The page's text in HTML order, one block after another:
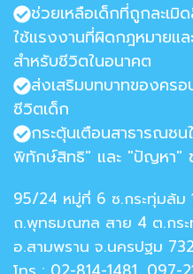
ช่วยเหลือเด็กที่ถูกละเ
ใช้แรงงานที่ผิดกฎหมายแล
สำหรับชีวิตในอนาคต
ส่งเสริมบทบาทของคร
ชีวิตเด็ก
กระตุ้นเตือนสาธารณชน
พิทักษ์สิทธิ" และ "ปัญหา"
95/24 หมู่ที่ 6 ซ.กระทุ่มล้ม
ถ.พุทธมณฑล สาย 4 ต.กร
อ.สามพราน จ.นครปฐม